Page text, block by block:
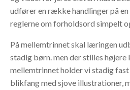
udfører en række handlinger på
reglerne om forholdsord simpelt
På mellemtrinnet skal læringen
stadig børn. men der stilles højere
mellemtrinnet holder vi stadig
blikfang med sjove illustrationer,